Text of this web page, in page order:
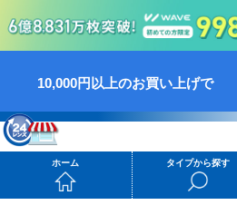
10,000円以上のお買い上げで
ホーム タイプから探す